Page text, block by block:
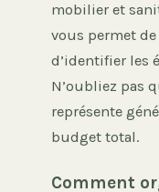
mobilier et
vous permet
d’identifier les
N’oubliez pas
représente
budget total.
Comment